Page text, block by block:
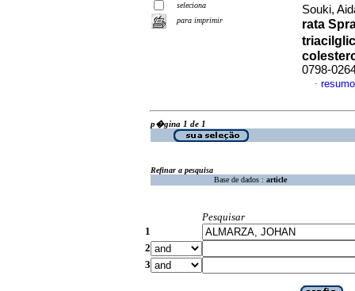
seleciona
para imprimir
Souki,
rata
0798-
·
p�gina 1 de 1
Refinar a pesquisa
Base de dados : article
Pesquisar
1
2
3